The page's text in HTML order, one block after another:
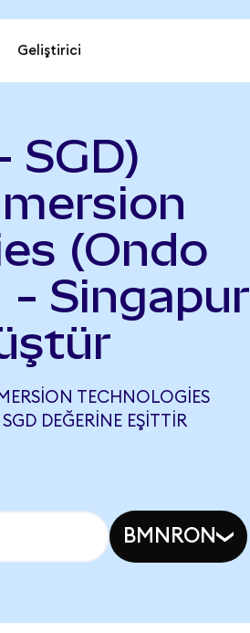
Geliştirici
SGD)
(Ondo
- Singapur
TECHNOLOGIES
DEĞERINE EŞITTIR
BMNRON